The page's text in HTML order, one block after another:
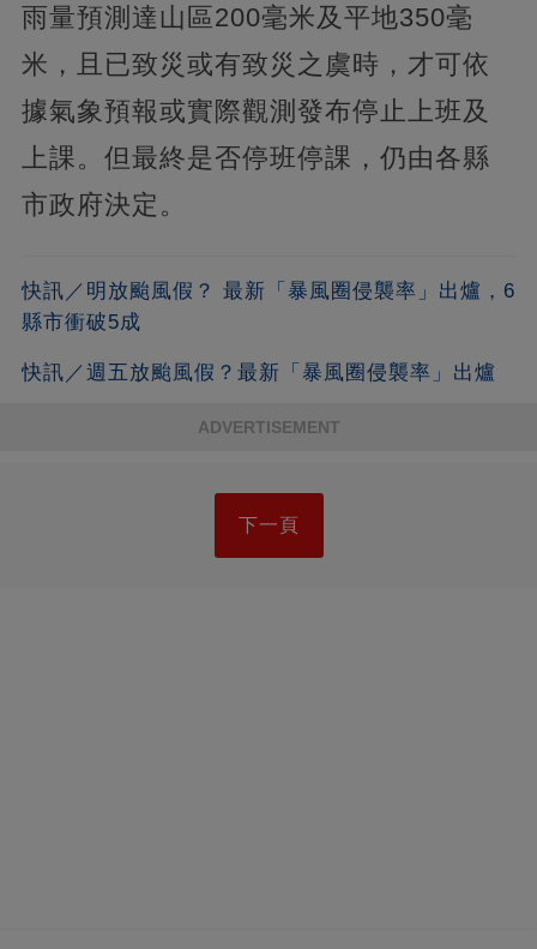
雨量預測達山區200毫米及平地350毫
米，且已致災或有致災之虞時，才可依
據氣象預報或實際觀測發布停止上班及
上課。但最終是否停班停課，仍由各縣
市政府決定。
快訊／明放颱風假？ 最新「暴風圈侵襲率」出爐，6
縣市衝破5成
快訊／週五放颱風假？最新「暴風圈侵襲率」出爐
ADVERTISEMENT
下一頁